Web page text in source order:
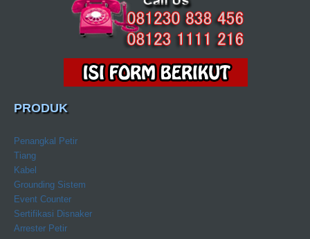
PRODUK
Penangkal Petir
Tiang
Kabel
Grounding Sistem
Event Counter
Sertifikasi Disnaker
Arrester Petir